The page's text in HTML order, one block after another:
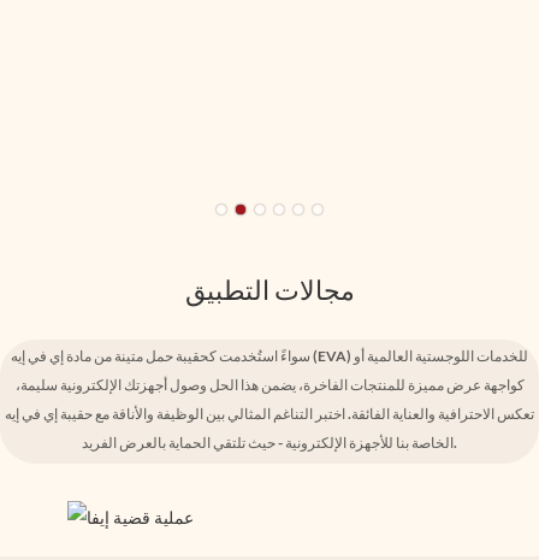
مجالات التطبيق
سواءً استُخدمت كحقيبة حمل متينة من مادة إي في إيه (EVA) للخدمات اللوجستية العالمية أو
كواجهة عرض مميزة للمنتجات الفاخرة، يضمن هذا الحل وصول أجهزتك الإلكترونية سليمة،
تعكس الاحترافية والعناية الفائقة. اختبر التناغم المثالي بين الوظيفة والأناقة مع حقيبة إي في إيه
الخاصة بنا للأجهزة الإلكترونية - حيث تلتقي الحماية بالعرض الفريد.